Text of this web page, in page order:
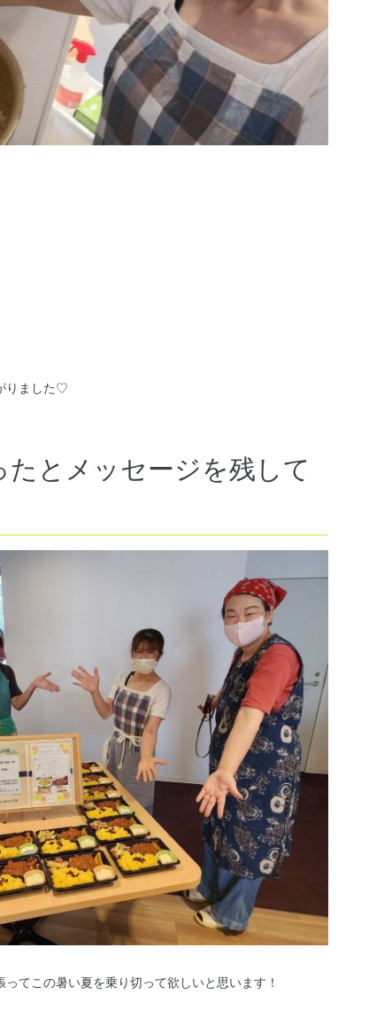
りました♡
とメッセージを残して
てこの暑い夏を乗り切って欲しいと思います！